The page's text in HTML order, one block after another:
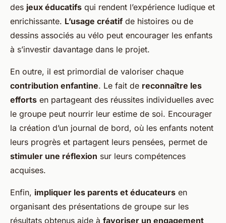
des jeux éducatifs qui rendent l’expérience ludique et
enrichissante. L’usage créatifde histoires ou de
dessins associés au vélo peut encourager les enfants
à s’investir davantage dans le projet.
En outre, il est primordial de valoriser chaque
contribution enfantine. Le fait de reconnaître les
efforts en partageant des réussites individuelles avec
le groupe peut nourrir leur estime de soi. Encourager
la création d’un journal de bord, où les enfants notent
leurs progrès et partagent leurs pensées, permet de
stimuler une réflexion sur leurs compétences
acquises.
Enfin, impliquer les parents et éducateurs en
organisant des présentations de groupe sur les
résultats obtenus aide à favoriser un engagement